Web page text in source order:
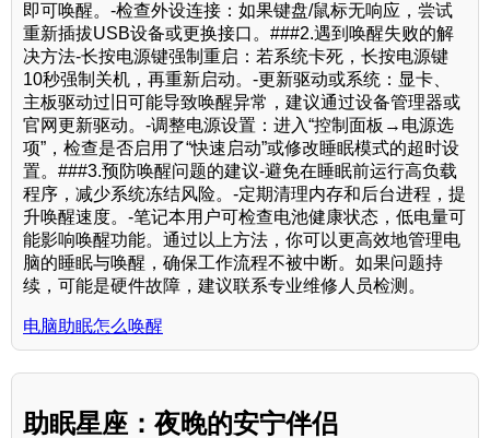
即可唤醒。-检查外设连接：如果键盘/鼠标无响应，尝试
重新插拔USB设备或更换接口。###2.遇到唤醒失败的解
决方法-长按电源键强制重启：若系统卡死，长按电源键
10秒强制关机，再重新启动。-更新驱动或系统：显卡、
主板驱动过旧可能导致唤醒异常，建议通过设备管理器或
官网更新驱动。-调整电源设置：进入“控制面板→电源选
项”，检查是否启用了“快速启动”或修改睡眠模式的超时设
置。###3.预防唤醒问题的建议-避免在睡眠前运行高负载
程序，减少系统冻结风险。-定期清理内存和后台进程，提
升唤醒速度。-笔记本用户可检查电池健康状态，低电量可
能影响唤醒功能。通过以上方法，你可以更高效地管理电
脑的睡眠与唤醒，确保工作流程不被中断。如果问题持
续，可能是硬件故障，建议联系专业维修人员检测。
电脑助眠怎么唤醒
助眠星座：夜晚的安宁伴侣